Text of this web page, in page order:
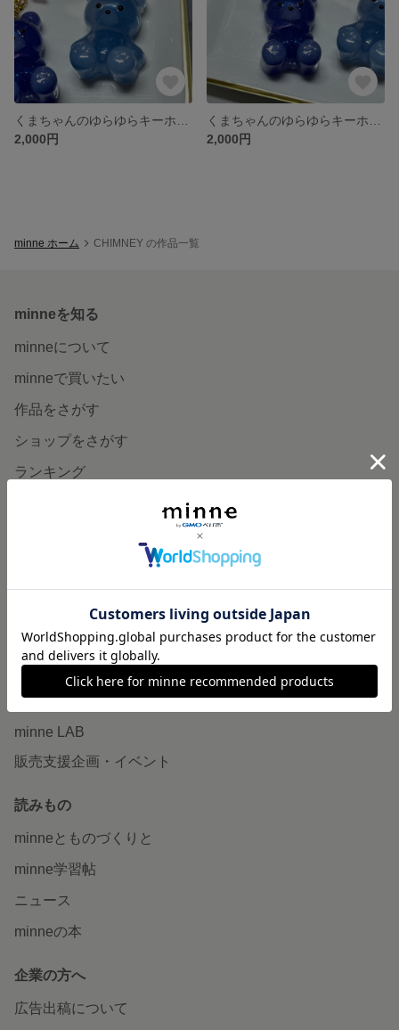
2,000円
2,000円
minne ホーム CHIMNEY の作品一覧
minneを知る
minneについて
minneで買いたい
作品をさがす
ショップをさがす
ランキング
ヴィンテージ販売
ダウンロード販売
minne LAB
販売支援企画・イベント
読みもの
minneとものづくりと
minne学習帖
ニュース
minneの本
企業の方へ
広告出稿について